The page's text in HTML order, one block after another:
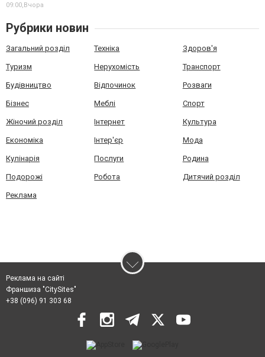
09:00,Вчора
Рубрики новин
Загальний розділ Техніка Здоров'я
Туризм Нерухомість Транспорт
Будівництво Відпочинок Розваги
Бізнес Меблі Спорт
Жіночий розділ Інтернет Культура
Економіка Інтер'єр Мода
Кулінарія Послуги Родина
Подорожі Робота Дитячий розділ
Реклама
Реклама на сайті
Франшиза "CitySites"
+38 (096) 91 303 68